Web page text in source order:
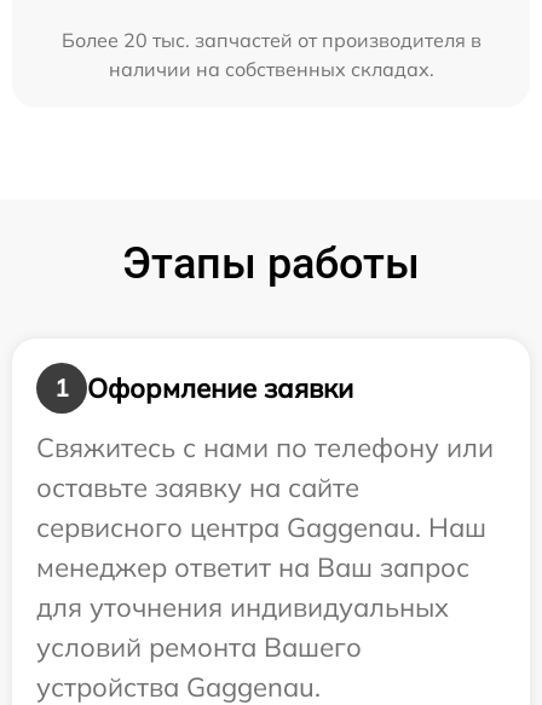
Более 20 тыс. запчастей от производителя в
наличии на собственных складах.
Этапы работы
1
Оформление заявки
Свяжитесь с нами по телефону или
оставьте заявку на сайте
сервисного центра Gaggenau. Наш
менеджер ответит на Ваш запрос
для уточнения индивидуальных
условий ремонта Вашего
устройства Gaggenau.